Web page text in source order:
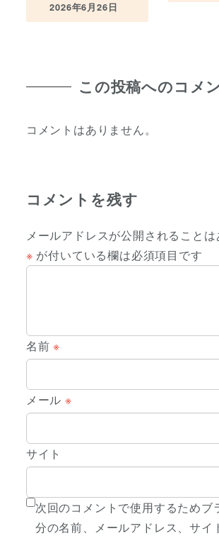
投稿日
2026年6月26日
この投稿へのコメ
コメントはありません。
コメントを残す
メールアドレスが公開されることは
※ が付いている欄は必須項目です
名前※
メール ※
サイト
次回のコメントで使用するためブ
分の名前、メールアドレス、サイ